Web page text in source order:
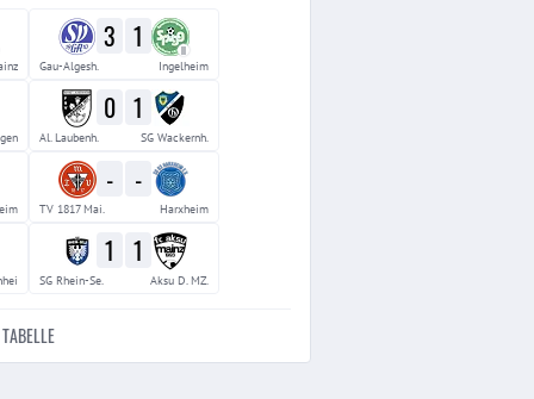
3 1 II
Gau-Algesh. Ingelheim
0 1
Al. Laubenh. SG Wackernh.
- -
TV 1817 Mai. Harxheim
1 1
SG Rhein-Se. Aksu D. MZ.
TABELLE